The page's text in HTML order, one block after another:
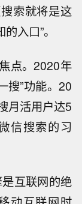
索就将是这
入口”。
点。2020年
搜”功能。20
月活用户达5
信搜索的习
互联网的绝